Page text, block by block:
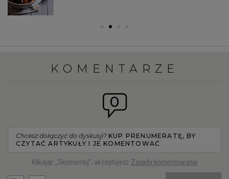
KOMENTARZE
0
Chcesz dołączyć do dyskusji? KUP PRENUMERATĘ, BY
CZYTAĆ ARTYKUŁY I JE KOMENTOWAĆ
Klikając „Skomentuj”, akceptujesz Zasady komentowania